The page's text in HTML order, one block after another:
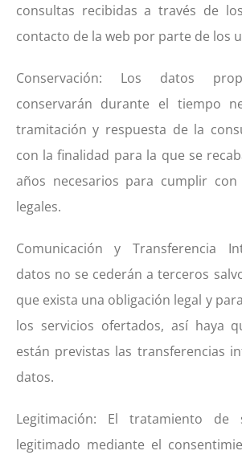
consultas recibidas a través de
contacto de la web por parte de los
Conservación: Los datos
conservarán durante el tiempo
tramitación y respuesta de la
con la finalidad para la que se
años necesarios para cumplir con
legales.
Comunicación y Transferencia
datos no se cederán a terceros
que exista una obligación legal y
los servicios ofertados, así haya
están previstas las transferencias
datos.
Legitimación: El tratamiento de
legitimado mediante el